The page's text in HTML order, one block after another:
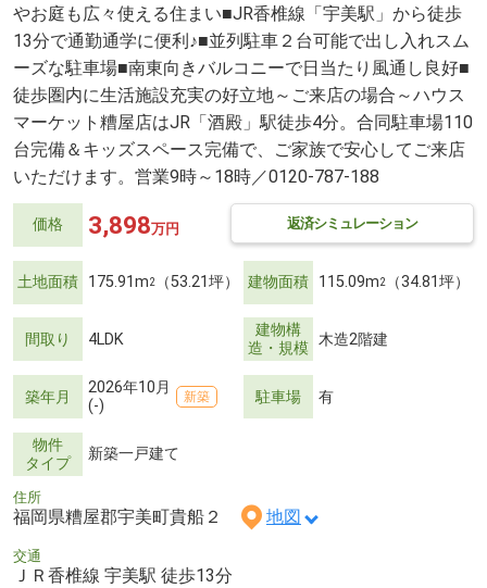
やお庭も広々使える住まい■JR香椎線「宇美駅」から徒歩
13分で通勤通学に便利♪■並列駐車２台可能で出し入れスム
ーズな駐車場■南東向きバルコニーで日当たり風通し良好■
徒歩圏内に生活施設充実の好立地～ご来店の場合～ハウス
マーケット糟屋店はJR「酒殿」駅徒歩4分。合同駐車場110
台完備＆キッズスペース完備で、ご家族で安心してご来店
いただけます。営業9時～18時／0120-787-188
価格 返済シミュレーション
3,898万円
土地面積 175.91m2 （53.21坪） 建物面積 115.09m2 （34.81坪）
間取り 4LDK
建物構
造・規模 木造2階建
築年月
2026年10月
(-)
新築 駐車場 有
物件
タイプ
新築一戸建て
住所
福岡県糟屋郡宇美町貴船２ 地図
交通
ＪＲ香椎線 宇美駅 徒歩13分